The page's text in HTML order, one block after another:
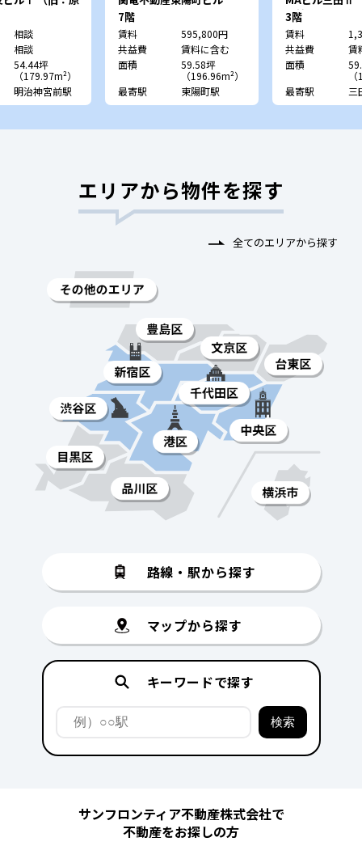
相談
相談
54.44坪
（179.97m²）
明治神宮前駅
（旧：マニュライフプレイ
ス東陽町）
7階
賃料
595,800円
共益費
賃料に含む
面積
59.58坪
（196.96m²）
最寄駅
東陽町駅
ッ輪三田ビル）
3階
賃料
共益費
賃
面積
最寄駅
三
エリアから物件を探す
全てのエリアから探す
路線・駅から探す
マップから探す
キーワードで探す
サンフロンティア不動産株式会社で
不動産をお探しの方